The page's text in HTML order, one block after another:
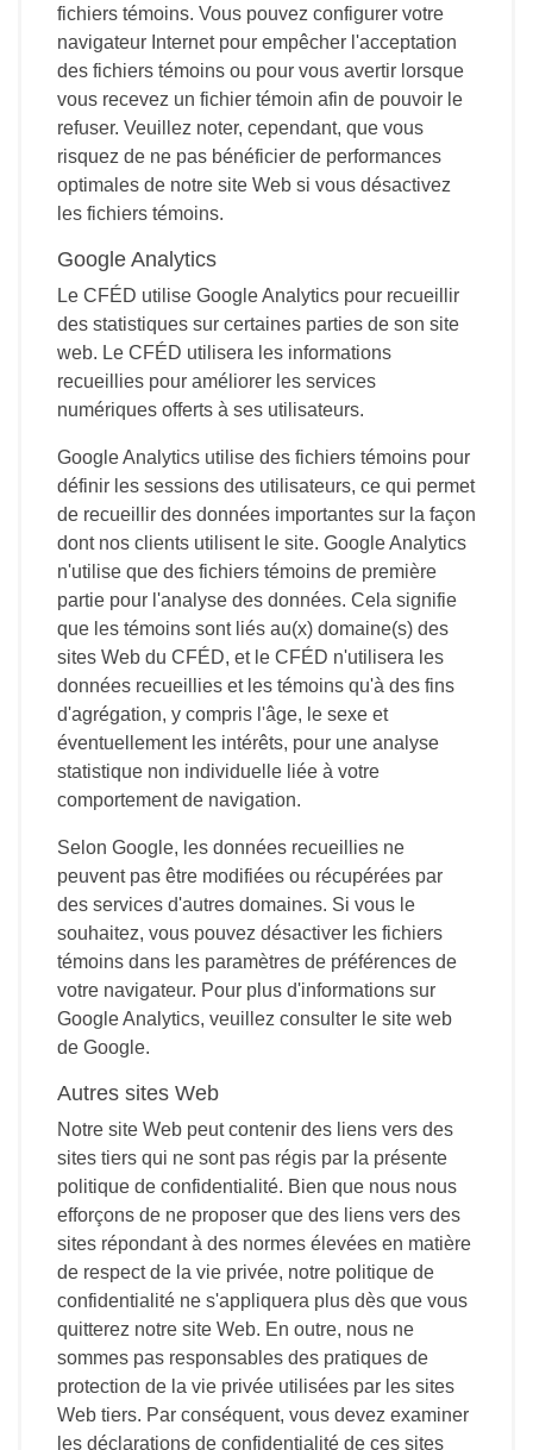
fichiers témoins. Vous pouvez configurer votre
navigateur Internet pour empêcher l'acceptation
des fichiers témoins ou pour vous avertir lorsque
vous recevez un fichier témoin afin de pouvoir le
refuser. Veuillez noter, cependant, que vous
risquez de ne pas bénéficier de performances
optimales de notre site Web si vous désactivez
les fichiers témoins.
Google Analytics
Le CFÉD utilise Google Analytics pour recueillir
des statistiques sur certaines parties de son site
web. Le CFÉD utilisera les informations
recueillies pour améliorer les services
numériques offerts à ses utilisateurs.
Google Analytics utilise des fichiers témoins pour
définir les sessions des utilisateurs, ce qui permet
de recueillir des données importantes sur la façon
dont nos clients utilisent le site. Google Analytics
n'utilise que des fichiers témoins de première
partie pour l'analyse des données. Cela signifie
que les témoins sont liés au(x) domaine(s) des
sites Web du CFÉD, et le CFÉD n'utilisera les
données recueillies et les témoins qu'à des fins
d'agrégation, y compris l'âge, le sexe et
éventuellement les intérêts, pour une analyse
statistique non individuelle liée à votre
comportement de navigation.
Selon Google, les données recueillies ne
peuvent pas être modifiées ou récupérées par
des services d'autres domaines. Si vous le
souhaitez, vous pouvez désactiver les fichiers
témoins dans les paramètres de préférences de
votre navigateur. Pour plus d'informations sur
Google Analytics, veuillez consulter le site web
de Google.
Autres sites Web
Notre site Web peut contenir des liens vers des
sites tiers qui ne sont pas régis par la présente
politique de confidentialité. Bien que nous nous
efforçons de ne proposer que des liens vers des
sites répondant à des normes élevées en matière
de respect de la vie privée, notre politique de
confidentialité ne s'appliquera plus dès que vous
quitterez notre site Web. En outre, nous ne
sommes pas responsables des pratiques de
protection de la vie privée utilisées par les sites
Web tiers. Par conséquent, vous devez examiner
les déclarations de confidentialité de ces sites